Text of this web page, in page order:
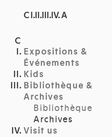
C I.II.III.IV. A
Expositions &
Événements
Kids
Bibliothèque &
Archives
Bibliothèque
Archives
Visit us